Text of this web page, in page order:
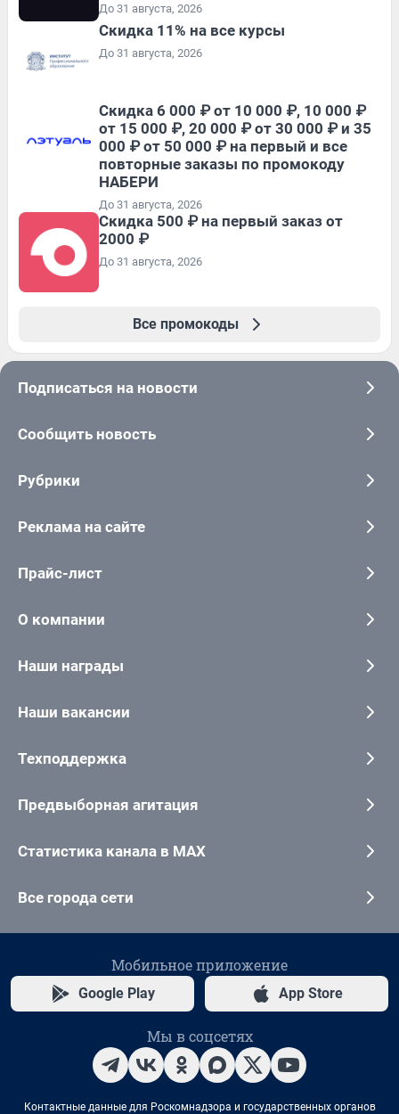
До 31 августа, 2026
Скидка 11% на все курсы
До 31 августа, 2026
Скидка 6 000 ₽ от 10 000 ₽, 10 000 ₽
от 15 000 ₽, 20 000 ₽ от 30 000 ₽ и 35
000 ₽ от 50 000 ₽ на первый и все
повторные заказы по промокоду
НАБЕРИ
До 31 августа, 2026
Скидка 500 ₽ на первый заказ от
2000 ₽
До 31 августа, 2026
Все промокоды
Подписаться на новости
Сообщить новость
Рубрики
Реклама на сайте
Прайс-лист
О компании
Наши награды
Наши вакансии
Техподдержка
Предвыборная агитация
Статистика канала в MAX
Все города сети
Мобильное приложение
Google Play App Store
Мы в соцсетях
Контактные данные для Роскомнадзора и государственных органов